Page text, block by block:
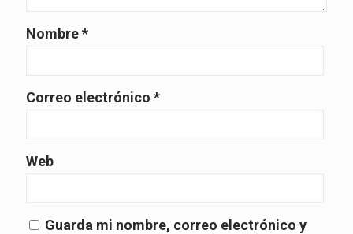
Nombre*
Correo electrónico *
Web
Guarda mi nombre, correo electrónico y